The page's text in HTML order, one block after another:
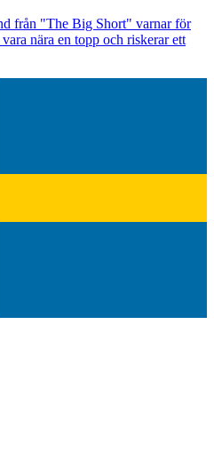
från "The Big Short" varnar för
nära en topp och riskerar ett